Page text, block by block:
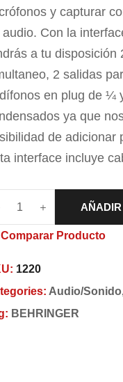
y capturar
audio. Con la
a tu disposición
2 salidas
en plug de ¼
ya que
de adicionar
interface incluye
Comparar Producto
1220
Audio/Sonido
BEHRINGER